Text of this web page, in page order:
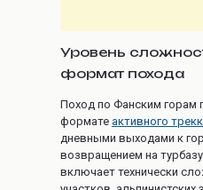
Уровень
формат похода
Поход по Фанским горам
формате активного
дневными выходами к
возвращением на
включает технически